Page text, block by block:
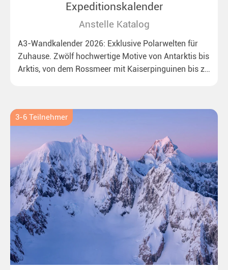
Expeditionskalender
Anstelle Katalog
A3-Wandkalender 2026: Exklusive Polarwelten für
Zuhause. Zwölf hochwertige Motive von Antarktis bis
Arktis, von dem Rossmeer mit Kaiserpinguinen bis zu
3-6 Teilnehmer